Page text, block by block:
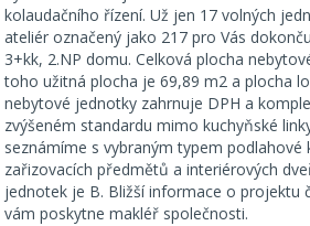
kolaudačního řízení. Už jen 17 volných
ateliér označený jako 217 pro Vás
3+kk, 2.NP domu. Celková plocha
toho užitná plocha je 69,89 m2 a plocha
nebytové jednotky zahrnuje DPH a
zvýšeném standardu mimo kuchyňské
seznámíme s vybraným typem podlahové
zařizovacích předmětů a interiérových
jednotek je B. Bližší informace o projektu
vám poskytne makléř společnosti.